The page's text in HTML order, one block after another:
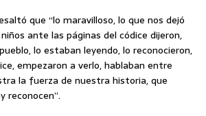
que “lo maravilloso, lo que nos dejó
ante las páginas del códice dijeron,
lo estaban leyendo, lo reconocieron,
empezaron a verlo, hablaban entre
la fuerza de nuestra historia, que
reconocen”.